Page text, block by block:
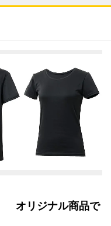
オリジナル商品で